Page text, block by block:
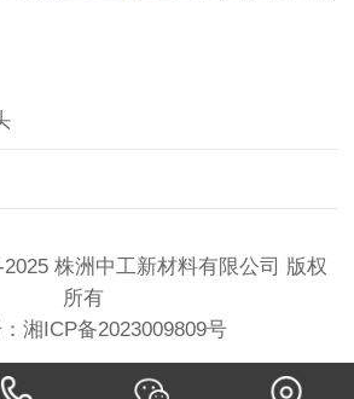
株洲中工新材料有限公司 版权
所有
湘ICP备2023009809号